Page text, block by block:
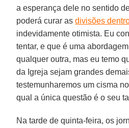
a esperança dele no sentido
poderá curar asdivisões
indevidamente otimista. Eu
tentar, e que é uma
qualquer outra, mas eu temo
da Igreja sejam grandes
testemunharemos um cisma
qual a única questão é o seu
Na tarde de quinta-feira, os